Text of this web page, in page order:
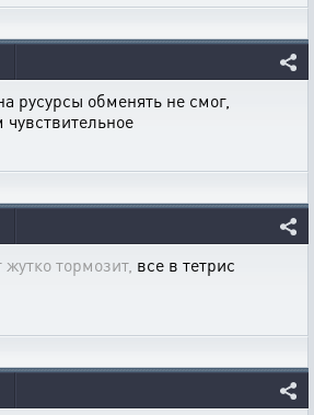
русурсы обменять не смог,
тормозит, все в тетрис